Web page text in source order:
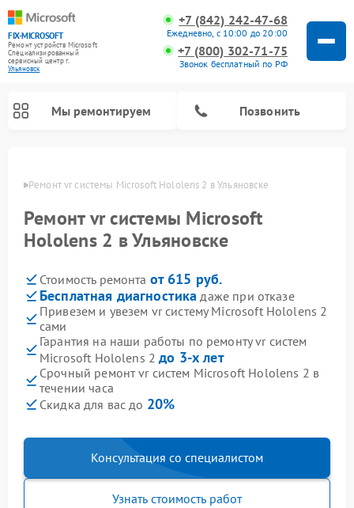
FIX-MICROSOFT
Ремонт устройств Microsoft
Специализированный
cервисный центр г.
Ульяновск
+7 (842) 242-47-68
Ежедневно, с 10:00 до 20:00
+7 (800) 302-71-75
Звонок бесплатный по РФ
Мы ремонтируем Позвонить
Ремонт vr системы Microsoft Hololens 2 в Ульяновске
Ремонт vr системы Microsoft
Hololens 2 в Ульяновске
Стоимость ремонта от 615 руб.
Бесплатная диагностика даже при отказе
Привезем и увезем vr систему Microsoft Hololens 2
сами
Гарантия на наши работы по ремонту vr систем
Microsoft Hololens 2до 3-х лет
Срочный ремонт vr систем Microsoft Hololens 2 в
течении часа
Скидка для вас до 20%
Консультация со специалистом
Узнать стоимость работ